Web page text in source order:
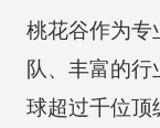
桃花谷作为专
队、丰富的
球超过千位顶